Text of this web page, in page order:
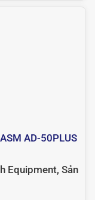
AD-50PLUS
Equipment, Sản